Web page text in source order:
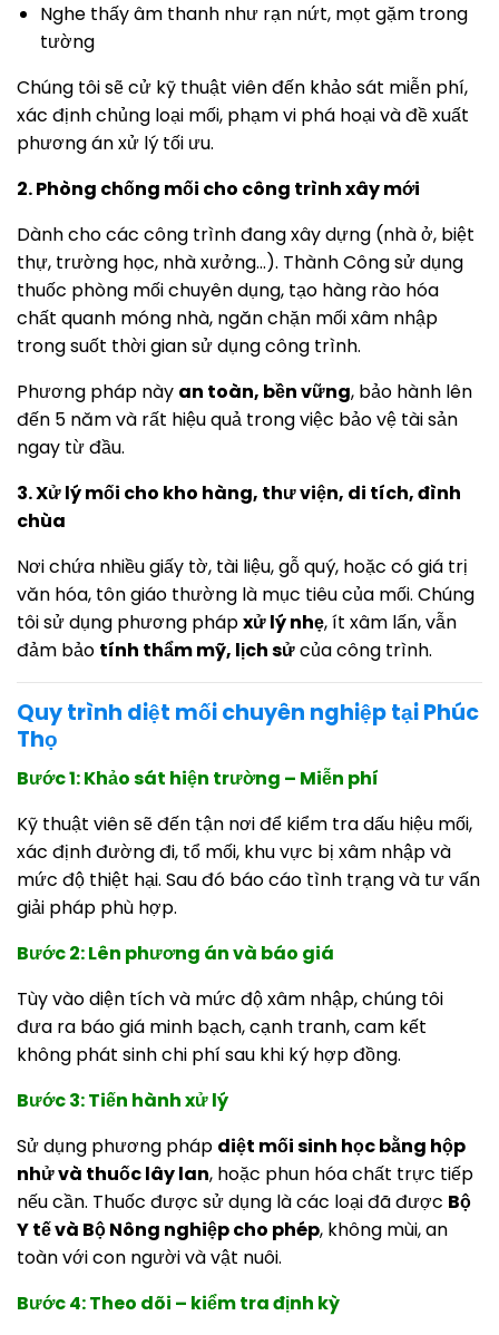
Nghe thấy âm thanh như rạn nứt, mọt gặm trong
tường
Chúng tôi sẽ cử kỹ thuật viên đến khảo sát miễn phí,
xác định chủng loại mối, phạm vi phá hoại và đề xuất
phương án xử lý tối ưu.
2. Phòng chống mối cho công trình xây mới
Dành cho các công trình đang xây dựng (nhà ở, biệt
thự, trường học, nhà xưởng…). Thành Công sử dụng
thuốc phòng mối chuyên dụng, tạo hàng rào hóa
chất quanh móng nhà, ngăn chặn mối xâm nhập
trong suốt thời gian sử dụng công trình.
Phương pháp này an toàn, bền vững, bảo hành lên
đến 5 năm và rất hiệu quả trong việc bảo vệ tài sản
ngay từ đầu.
3. Xử lý mối cho kho hàng, thư viện, di tích, đình
chùa
Nơi chứa nhiều giấy tờ, tài liệu, gỗ quý, hoặc có giá trị
văn hóa, tôn giáo thường là mục tiêu của mối. Chúng
tôi sử dụng phương phápxử lý nhẹ, ít xâm lấn, vẫn
đảm bảo tính thẩm mỹ, lịch sửcủa công trình.
Quy trình diệt mối chuyên nghiệp tại Phúc
Thọ
Bước 1: Khảo sát hiện trường – Miễn phí
Kỹ thuật viên sẽ đến tận nơi để kiểm tra dấu hiệu mối,
xác định đường đi, tổ mối, khu vực bị xâm nhập và
mức độ thiệt hại. Sau đó báo cáo tình trạng và tư vấn
giải pháp phù hợp.
Bước 2: Lên phương án và báo giá
Tùy vào diện tích và mức độ xâm nhập, chúng tôi
đưa ra báo giá minh bạch, cạnh tranh, cam kết
không phát sinh chi phí sau khi ký hợp đồng.
Bước 3: Tiến hành xử lý
Sử dụng phương pháp diệt mối sinh học bằng hộp
nhử và thuốc lây lan, hoặc phun hóa chất trực tiếp
nếu cần. Thuốc được sử dụng là các loại đã được Bộ
Y tế và Bộ Nông nghiệp cho phép, không mùi, an
toàn với con người và vật nuôi.
Bước 4: Theo dõi – kiểm tra định kỳ